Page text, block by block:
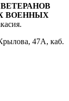
ВОЕННЫХ
47А, каб.